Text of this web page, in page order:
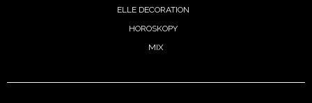
ELLE DECORATION
HOROSKOPY
MIX